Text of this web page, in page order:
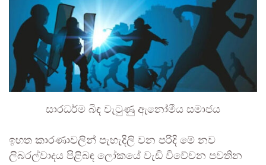
සාරධර්ම බිඳ වැටුණු ඇනෝමීය සමාජය
ඉහත කාරණාවලින් පැහැදිලි වන පරිදි මේ නව
ලිබරල්වාදය පිළිබඳ ලෝකයේ වැඩි විවේචන පවතින